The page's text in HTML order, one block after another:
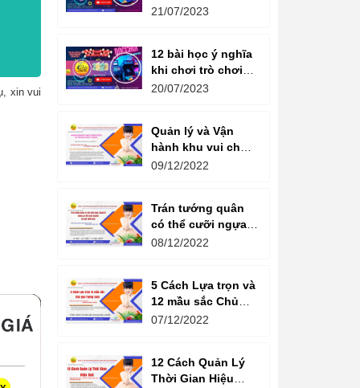
xin vui
bắn súng
21/07/2023
12 bài học ý nghĩa
khi chơi trò chơi
máy game đua xe
20/07/2023
Quản lý và Vận
hành khu vui chơi
giải trí -
amusement parks
09/12/2022
Trán tướng quân
có thể cưỡi ngựa,
Bụng tể tướng có
08/12/2022
5 Cách Lựa trọn và
12 mầu sắc Chủ
đạo Tương sinh
năng lượng
07/12/2022
12 Cách Quản Lý
Thời Gian Hiệu